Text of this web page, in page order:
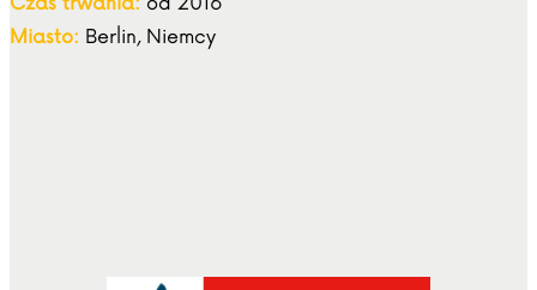
Miasto: Berlin, Niemcy